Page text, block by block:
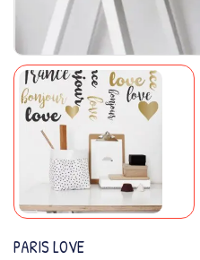
PARIS LOVE